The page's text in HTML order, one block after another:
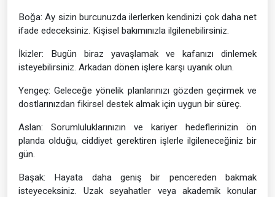
Boğa: Ay sizin burcunuzda ilerlerken kendinizi çok daha net
ifade edeceksiniz. Kişisel bakımınızla ilgilenebilirsiniz.
İkizler: Bugün biraz yavaşlamak ve kafanızı dinlemek
isteyebilirsiniz. Arkadan dönen işlere karşı uyanık olun.
Yengeç: Geleceğe yönelik planlarınızı gözden geçirmek ve
dostlarınızdan fikirsel destek almak için uygun bir süreç.
Aslan: Sorumluluklarınızın ve kariyer hedeflerinizin ön
planda olduğu, ciddiyet gerektiren işlerle ilgileneceğiniz bir
gün.
Başak: Hayata daha geniş bir pencereden bakmak
isteyeceksiniz. Uzak seyahatler veya akademik konular